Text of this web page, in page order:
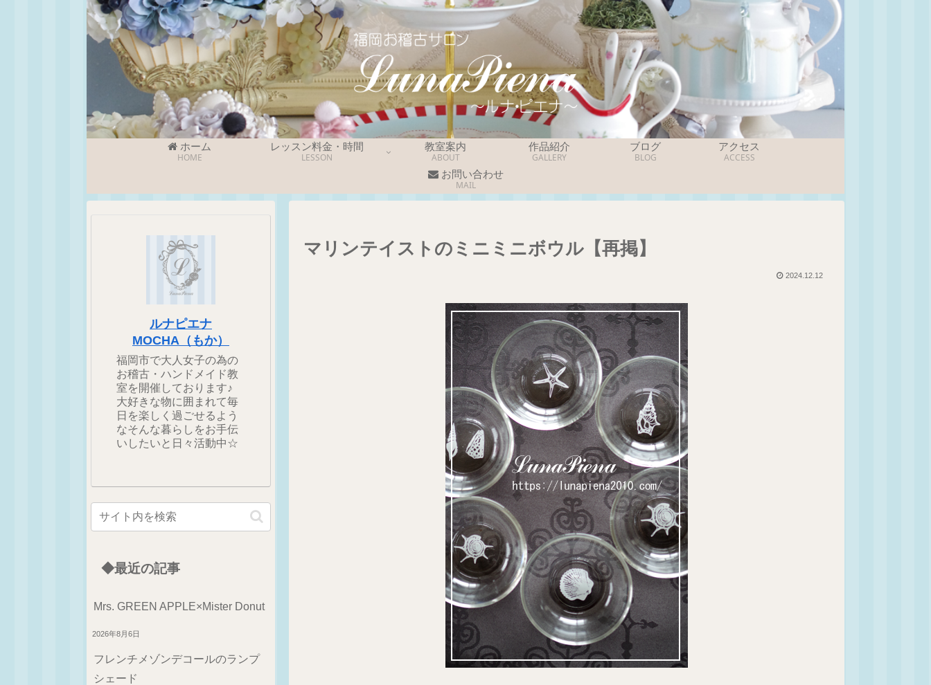
ホーム
HOME
レッスン料金・時間
LESSON
教室案内
ABOUT
作品紹介
GALLERY
ブログ
BLOG
アクセス
ACCESS
お問い合わせ
MAIL
マリンテイストのミニミニボウル【再掲】
2024.12.12
ルナピエナ
MOCHA（もか）
福岡市で大人女子の為の
お稽古・ハンドメイド教
室を開催しております♪
大好きな物に囲まれて毎
日を楽しく過ごせるよう
なそんな暮らしをお手伝
いしたいと日々活動中☆
◆最近の記事
Mrs. GREEN APPLE×Mister Donut
2026年8月6日
フレンチメゾンデコールのランプ
シェード